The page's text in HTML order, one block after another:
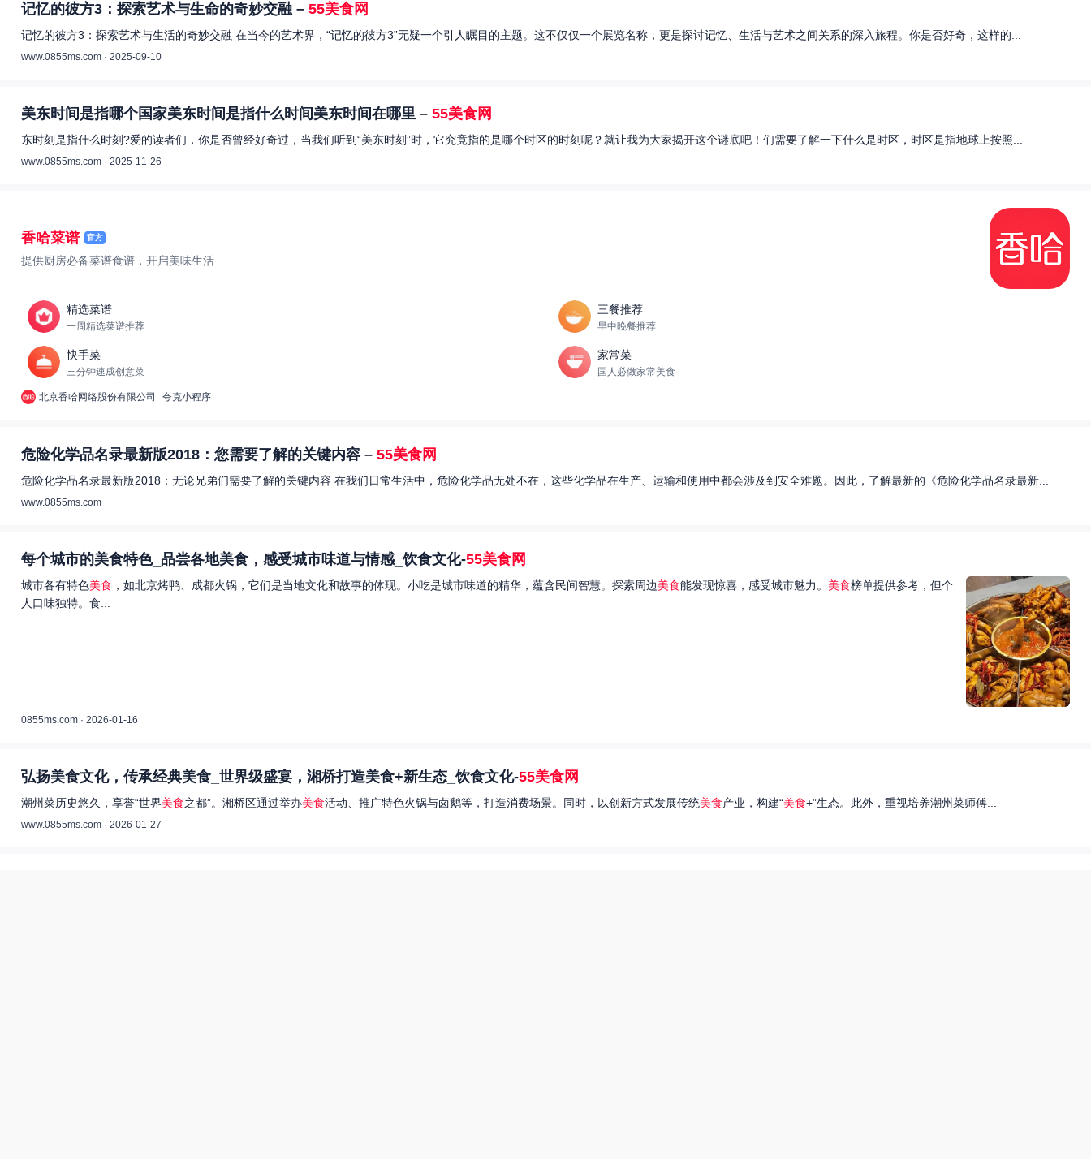
记忆的彼方3：探索艺术与生命的奇妙交融 – 55美食网
记忆的彼方3：探索艺术与生活的奇妙交融 在当今的艺术界，“记忆的彼方3”无疑一个引人瞩目的主题。这不仅仅一个展览名称，更是探讨记忆、生活与艺术之间关系的深入旅程。你是否好奇，这样的...
www.0855ms.com · 2025-09-10
美东时间是指哪个国家美东时间是指什么时间美东时间在哪里 – 55美食网
东时刻是指什么时刻?爱的读者们，你是否曾经好奇过，当我们听到“美东时刻”时，它究竟指的是哪个时区的时刻呢？就让我为大家揭开这个谜底吧！们需要了解一下什么是时区，时区是指地球上按照...
www.0855ms.com · 2025-11-26
香哈菜谱 官方
提供厨房必备菜谱食谱，开启美味生活
精选菜谱
一周精选菜谱推荐
三餐推荐
早中晚餐推荐
快手菜
三分钟速成创意菜
家常菜
国人必做家常美食
北京香哈网络股份有限公司 夸克小程序
危险化学品名录最新版2018：您需要了解的关键内容 – 55美食网
危险化学品名录最新版2018：无论兄弟们需要了解的关键内容 在我们日常生活中，危险化学品无处不在，这些化学品在生产、运输和使用中都会涉及到安全难题。因此，了解最新的《危险化学品名录最新...
www.0855ms.com
每个城市的美食特色_品尝各地美食，感受城市味道与情感_饮食文化-55美食网
城市各有特色美食 ，如北京烤鸭、成都火锅，它们是当地文化和故事的体现。小吃是城市味道的精华，蕴含民间智慧。探索周边美食能发现惊喜，感受城市魅力。 美食榜单提供参考，但个
人口味独特。食...
0855ms.com · 2026-01-16
弘扬美食文化，传承经典美食_世界级盛宴，湘桥打造美食+新生态_饮食文化-55美食网
潮州菜历史悠久，享誉“世界美食之都”。湘桥区通过举办美食活动、推广特色火锅与卤鹅等，打造消费场景。同时，以创新方式发展传统美食产业，构建“美食+”生态。此外，重视培养潮州菜师傅...
www.0855ms.com · 2026-01-27